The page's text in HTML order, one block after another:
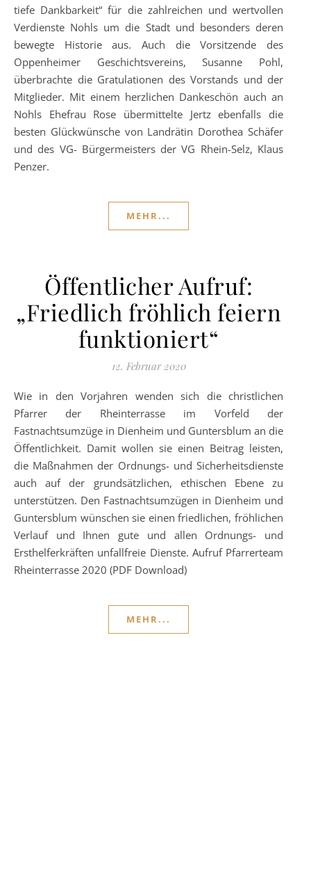
tiefe Dankbarkeit“ für die zahlreichen und wertvollen
Verdienste Nohls um die Stadt und besonders deren
bewegte Historie aus. Auch die Vorsitzende des
Oppenheimer Geschichtsvereins, Susanne Pohl,
überbrachte die Gratulationen des Vorstands und der
Mitglieder. Mit einem herzlichen Dankeschön auch an
Nohls Ehefrau Rose übermittelte Jertz ebenfalls die
besten Glückwünsche von Landrätin Dorothea Schäfer
und des VG- Bürgermeisters der VG Rhein-Selz, Klaus
Penzer.
MEHR...
Öffentlicher Aufruf:
„Friedlich fröhlich feiern
funktioniert“
12. Februar 2020
Wie in den Vorjahren wenden sich die christlichen
Pfarrer der Rheinterrasse im Vorfeld der
Fastnachtsumzüge in Dienheim und Guntersblum an die
Öffentlichkeit. Damit wollen sie einen Beitrag leisten,
die Maßnahmen der Ordnungs- und Sicherheitsdienste
auch auf der grundsätzlichen, ethischen Ebene zu
unterstützen. Den Fastnachtsumzügen in Dienheim und
Guntersblum wünschen sie einen friedlichen, fröhlichen
Verlauf und Ihnen gute und allen Ordnungs- und
Ersthelferkräften unfallfreie Dienste. Aufruf Pfarrerteam
Rheinterrasse 2020 (PDF Download)
MEHR...